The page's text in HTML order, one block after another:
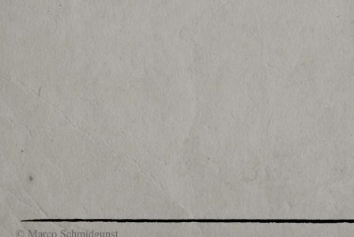
© Marco Schmidgunst